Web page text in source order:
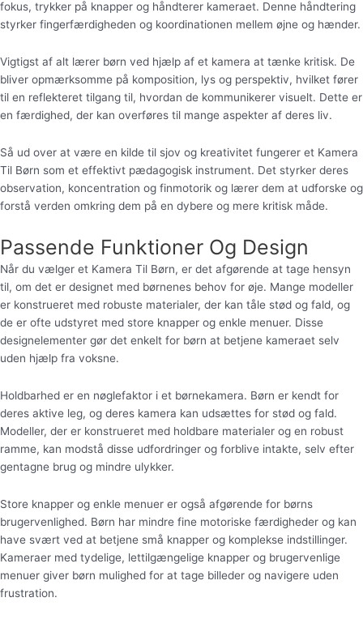
fokus, trykker på knapper og håndterer kameraet. Denne håndtering
styrker fingerfærdigheden og koordinationen mellem øjne og hænder.
Vigtigst af alt lærer børn ved hjælp af et kamera at tænke kritisk. De
bliver opmærksomme på komposition, lys og perspektiv, hvilket fører
til en reflekteret tilgang til, hvordan de kommunikerer visuelt. Dette er
en færdighed, der kan overføres til mange aspekter af deres liv.
Så ud over at være en kilde til sjov og kreativitet fungerer et Kamera
Til Børn som et effektivt pædagogisk instrument. Det styrker deres
observation, koncentration og finmotorik og lærer dem at udforske og
forstå verden omkring dem på en dybere og mere kritisk måde.
Passende Funktioner Og Design
Når du vælger et Kamera Til Børn, er det afgørende at tage hensyn
til, om det er designet med børnenes behov for øje. Mange modeller
er konstrueret med robuste materialer, der kan tåle stød og fald, og
de er ofte udstyret med store knapper og enkle menuer. Disse
designelementer gør det enkelt for børn at betjene kameraet selv
uden hjælp fra voksne.
Holdbarhed er en nøglefaktor i et børnekamera. Børn er kendt for
deres aktive leg, og deres kamera kan udsættes for stød og fald.
Modeller, der er konstrueret med holdbare materialer og en robust
ramme, kan modstå disse udfordringer og forblive intakte, selv efter
gentagne brug og mindre ulykker.
Store knapper og enkle menuer er også afgørende for børns
brugervenlighed. Børn har mindre fine motoriske færdigheder og kan
have svært ved at betjene små knapper og komplekse indstillinger.
Kameraer med tydelige, lettilgængelige knapper og brugervenlige
menuer giver børn mulighed for at tage billeder og navigere uden
frustration.